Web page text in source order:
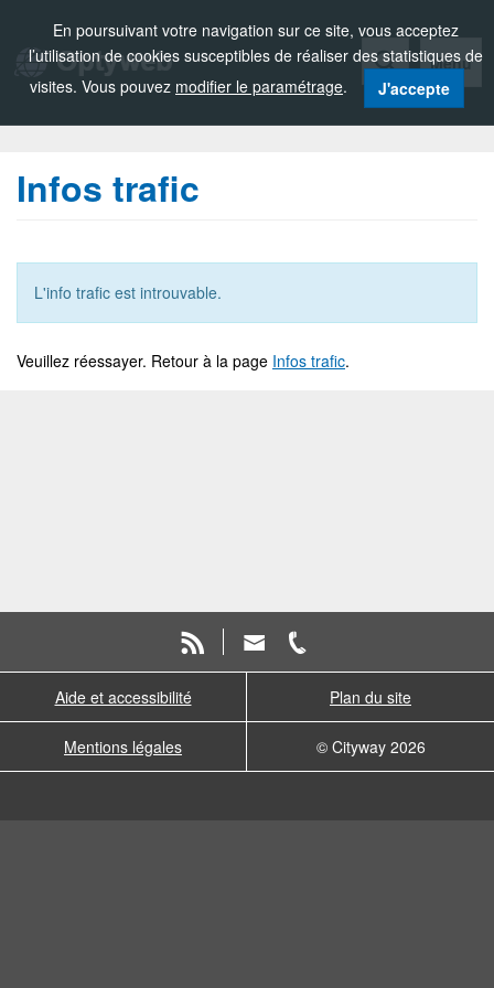
En poursuivant votre navigation sur ce site, vous acceptez
l’utilisation de cookies susceptibles de réaliser des statistiques de
visites. Vous pouvez modifier le paramétrage. J'accepte
Menu
Infos trafic
L'info trafic est introuvable.
Veuillez réessayer. Retour à la page Infos trafic.
Aide et accessibilité Plan du site
Mentions légales © Cityway 2026